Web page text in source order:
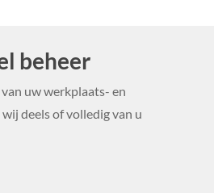
beheer
uw werkplaats- en
deels of volledig van u